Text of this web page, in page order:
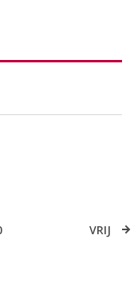
VRIJ